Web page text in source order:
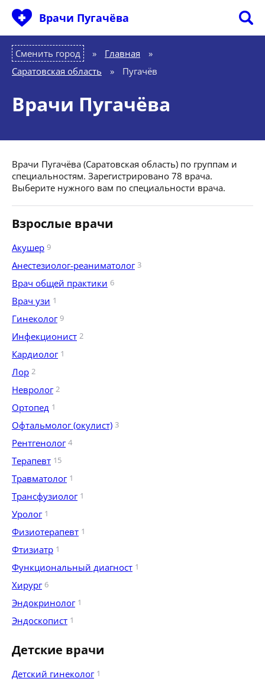
Врачи Пугачёва
Сменить город Главная
»
Саратовская область
» Пугачёв
Врачи Пугачёва
Врачи Пугачёва (Саратовская область) по группам и
специальностям. Зарегистрировано 78 врача.
Выберите нужного вам по специальности врача.
Взрослые врачи
Акушер 9
Анестезиолог-реаниматолог 3
Врач общей практики 6
Врач узи 1
Гинеколог 9
Инфекционист 2
Кардиолог 1
Лор 2
Невролог 2
Ортопед 1
Офтальмолог (окулист) 3
Рентгенолог 4
Терапевт 15
Травматолог 1
Трансфузиолог 1
Уролог 1
Физиотерапевт 1
Фтизиатр 1
Функциональный диагност 1
Хирург 6
Эндокринолог 1
Эндоскопист 1
Детские врачи
Детский гинеколог 1